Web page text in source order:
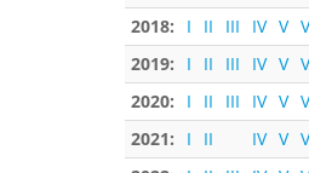
2018: I II III IV V
2019:
I II III IV V
2020:
I II III IV V
2021:
I II IV V